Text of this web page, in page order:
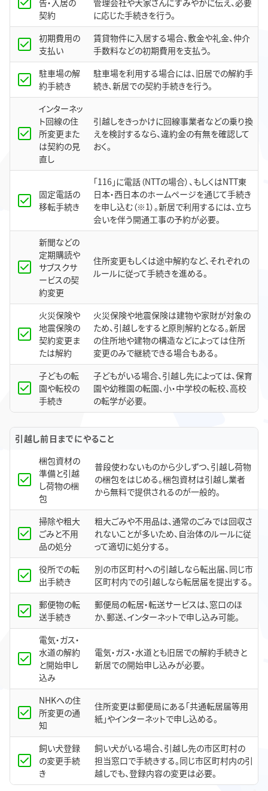
契約
に応じた手続きを行う。
初期費用の
支払い
賃貸物件に入居する場合、敷金や礼金、仲介
手数料などの初期費用を支払う。
駐車場の解
約手続き
駐車場を利用する場合には、旧居での解約手
続き、新居での契約手続きを行う。
インターネッ
ト回線の住
所変更また
は契約の見
直し
引越しをきっかけに回線事業者などの乗り換
えを検討するなら、違約金の有無を確認して
おく。
固定電話の
移転手続き
「116」に電話（NTTの場合）、もしくはNTT東
日本・西日本のホームページを通じて手続き
を申し込む（※1）。新居で利用するには、立ち
会いを伴う開通工事の予約が必要。
新聞などの
定期購読や
サブスクサ
ービスの契
約変更
住所変更もしくは途中解約など、それぞれの
ルールに従って手続きを進める。
火災保険や
地震保険の
契約変更ま
たは解約
火災保険や地震保険は建物や家財が対象の
ため、引越しをすると原則解約となる。新居
の住所地や建物の構造などによっては住所
変更のみで継続できる場合もある。
子どもの転
園や転校の
手続き
子どもがいる場合、引越し先によっては、保育
園や幼稚園の転園、小・中学校の転校、高校
の転学が必要。
引越し前日までにやること
梱包資材の
準備と引越
し荷物の梱
包
普段使わないものから少しずつ、引越し荷物
の梱包をはじめる。梱包資材は引越し業者
から無料で提供されるのが一般的。
掃除や粗大
ごみと不用
品の処分
粗大ごみや不用品は、通常のごみでは回収さ
れないことが多いため、自治体のルールに従
って適切に処分する。
役所での転
出手続き
別の市区町村への引越しなら転出届、同じ市
区町村内での引越しなら転居届を提出する。
郵便物の転
送手続き
郵便局の転居・転送サービスは、窓口のほ
か、郵送、インターネットで申し込み可能。
電気・ガス・
水道の解約
と開始申し
込み
電気・ガス・水道とも旧居での解約手続きと
新居での開始申し込みが必要。
NHKへの住
所変更の通
知
住所変更は郵便局にある「共通転居届等用
紙」やインターネットで申し込める。
飼い犬登録
の変更手続
き
飼い犬がいる場合、引越し先の市区町村の
担当窓口で手続きする。同じ市区町村内の引
越しでも、登録内容の変更は必要。